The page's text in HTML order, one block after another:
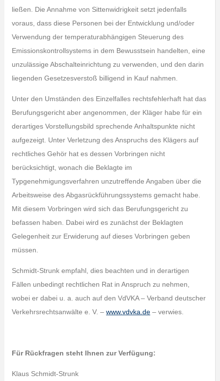
ließen. Die Annahme von Sittenwidrigkeit setzt jedenfalls
voraus, dass diese Personen bei der Entwicklung und/oder
Verwendung der temperaturabhängigen Steuerung des
Emissionskontrollsystems in dem Bewusstsein handelten, eine
unzulässige Abschalteinrichtung zu verwenden, und den darin
liegenden Gesetzesverstoß billigend in Kauf nahmen.
Unter den Umständen des Einzelfalles rechtsfehlerhaft hat das
Berufungsgericht aber angenommen, der Kläger habe für ein
derartiges Vorstellungsbild sprechende Anhaltspunkte nicht
aufgezeigt. Unter Verletzung des Anspruchs des Klägers auf
rechtliches Gehör hat es dessen Vorbringen nicht
berücksichtigt, wonach die Beklagte im
Typgenehmigungsverfahren unzutreffende Angaben über die
Arbeitsweise des Abgasrückführungssystems gemacht habe.
Mit diesem Vorbringen wird sich das Berufungsgericht zu
befassen haben. Dabei wird es zunächst der Beklagten
Gelegenheit zur Erwiderung auf dieses Vorbringen geben
müssen.
Schmidt-Strunk empfahl, dies beachten und in derartigen
Fällen unbedingt rechtlichen Rat in Anspruch zu nehmen,
wobei er dabei u. a. auch auf den VdVKA – Verband deutscher
Verkehrsrechtsanwälte e. V. – www.vdvka.de– verwies.
Für Rückfragen steht Ihnen zur Verfügung:
Klaus Schmidt-Strunk